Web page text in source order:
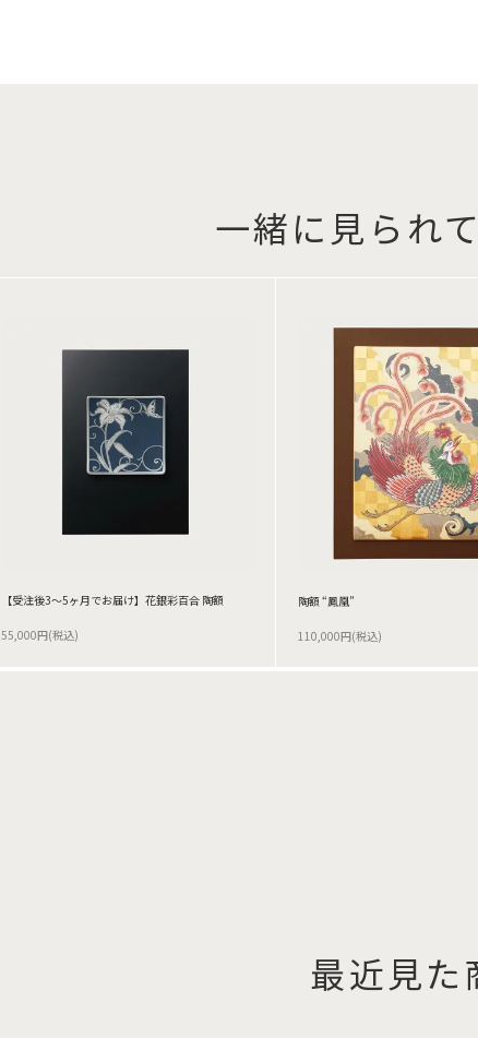
一緒に見られ
【受注後3～5ヶ月でお届け】花銀彩百合 陶額
55,000円(税込)
陶額 “鳳凰”
110,000円(税込)
最近見た